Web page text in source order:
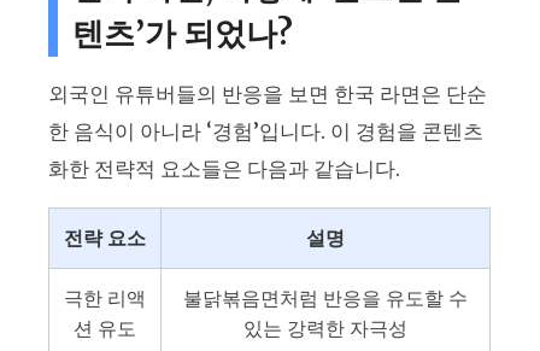
텐츠’가 되었나?
외국인 유튜버들의 반응을 보면 한국 라면은 단순
한 음식이 아니라 ‘경험’입니다. 이 경험을 콘텐츠
화한 전략적 요소들은 다음과 같습니다.
전략 요소 설명
극한 리액
션 유도
불닭볶음면처럼 반응을 유도할 수
있는 강력한 자극성